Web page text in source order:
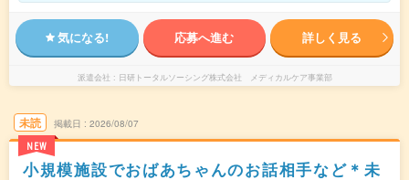
気になる! 応募へ進む 詳しく見る
派遣会社 日研トータルソーシング株式会社 メディカルケア事業部
未読
NEW
掲載日 2026/08/07
小規模施設でおばあちゃんのお話相手など＊未